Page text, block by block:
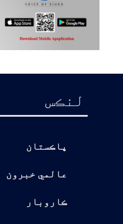
لنڪس
پاڪستان
عالمي خبرون
ڪاروبار